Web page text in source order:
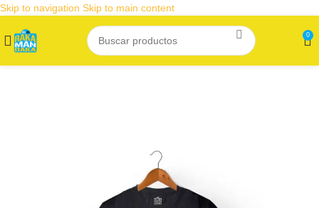
Skip to navigation Skip to main content
0